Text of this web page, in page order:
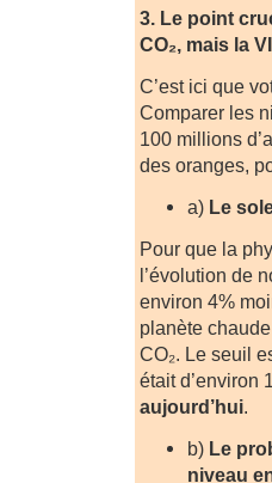
3. Le point
CO₂, mais la
C’est ici que
Comparer les
100 millions
des oranges,
a) Le
Pour que la
l’évolution de
environ 4%
planète
CO₂. Le seuil
était d’environ
aujourd’hui.
b) Le
niveau